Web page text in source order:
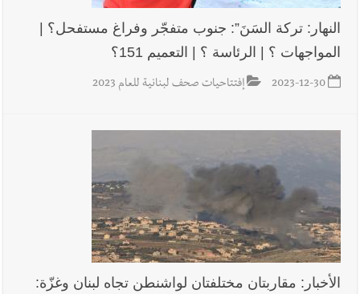
النهار: تركة السَنَ”: جنوب متفجّر وفراغ مستفحل؟ |
المواجهات ؟ | الرئاسة ؟ | التعميم 151؟
2023-12-30 إفتتاحيات صحف لبنانية للعام 2023
الأخبار: مقاربتان مختلفتان لواشنطن تجاه لبنان وغزّة: